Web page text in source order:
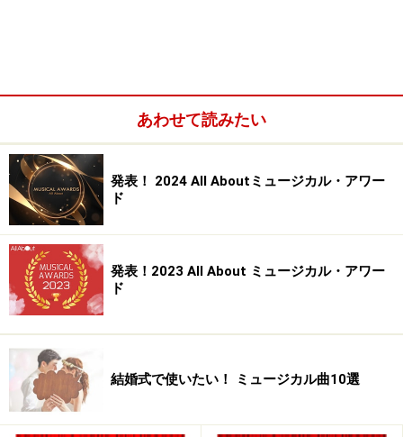
ラはかつて、激しく愛しあったトムに捨てられ、包容力
あるマイケルと結婚、一女をもうける。幸せだが単調な
日々のなかでサラはトムと再会し、愛が再燃。そしてナ
レーターの予言の通り、殺人事件が起こる……。
あわせて読みたい
発表！ 2024 All Aboutミュージカル・アワー
ド
発表！2023 All About ミュージカル・アワー
ド
結婚式で使いたい！ ミュージカル曲10選